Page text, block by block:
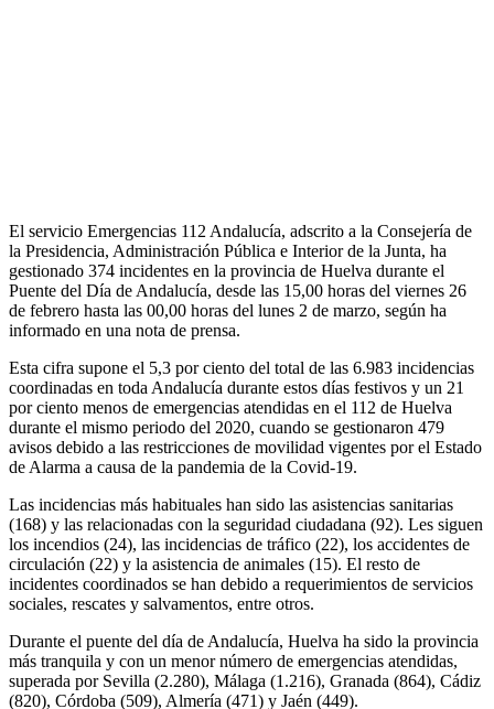
El servicio Emergencias 112 Andalucía, adscrito a la Consejería de
la Presidencia, Administración Pública e Interior de la Junta, ha
gestionado 374 incidentes en la provincia de Huelva durante el
Puente del Día de Andalucía, desde las 15,00 horas del viernes 26
de febrero hasta las 00,00 horas del lunes 2 de marzo, según ha
informado en una nota de prensa.
Esta cifra supone el 5,3 por ciento del total de las 6.983 incidencias
coordinadas en toda Andalucía durante estos días festivos y un 21
por ciento menos de emergencias atendidas en el 112 de Huelva
durante el mismo periodo del 2020, cuando se gestionaron 479
avisos debido a las restricciones de movilidad vigentes por el Estado
de Alarma a causa de la pandemia de la Covid-19.
Las incidencias más habituales han sido las asistencias sanitarias
(168) y las relacionadas con la seguridad ciudadana (92). Les siguen
los incendios (24), las incidencias de tráfico (22), los accidentes de
circulación (22) y la asistencia de animales (15). El resto de
incidentes coordinados se han debido a requerimientos de servicios
sociales, rescates y salvamentos, entre otros.
Durante el puente del día de Andalucía, Huelva ha sido la provincia
más tranquila y con un menor número de emergencias atendidas,
superada por Sevilla (2.280), Málaga (1.216), Granada (864), Cádiz
(820), Córdoba (509), Almería (471) y Jaén (449).